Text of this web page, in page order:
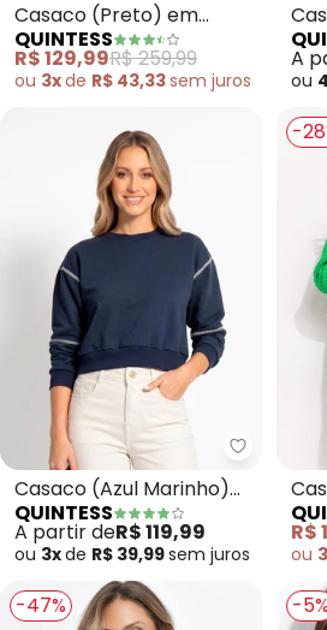
Casaco (Preto) em
Material Sintético
QUINTESS
R$ 129,99R$ 259,99
ou 3xde R$ 43,33sem juros
em
A
ou
Quintess
Casaco (Azul Marinho)
em Moletom
QUINTESS
A partir deR$ 119,99
ou 3xde R$ 39,99sem juros
-
R$
ou
-47% -5%